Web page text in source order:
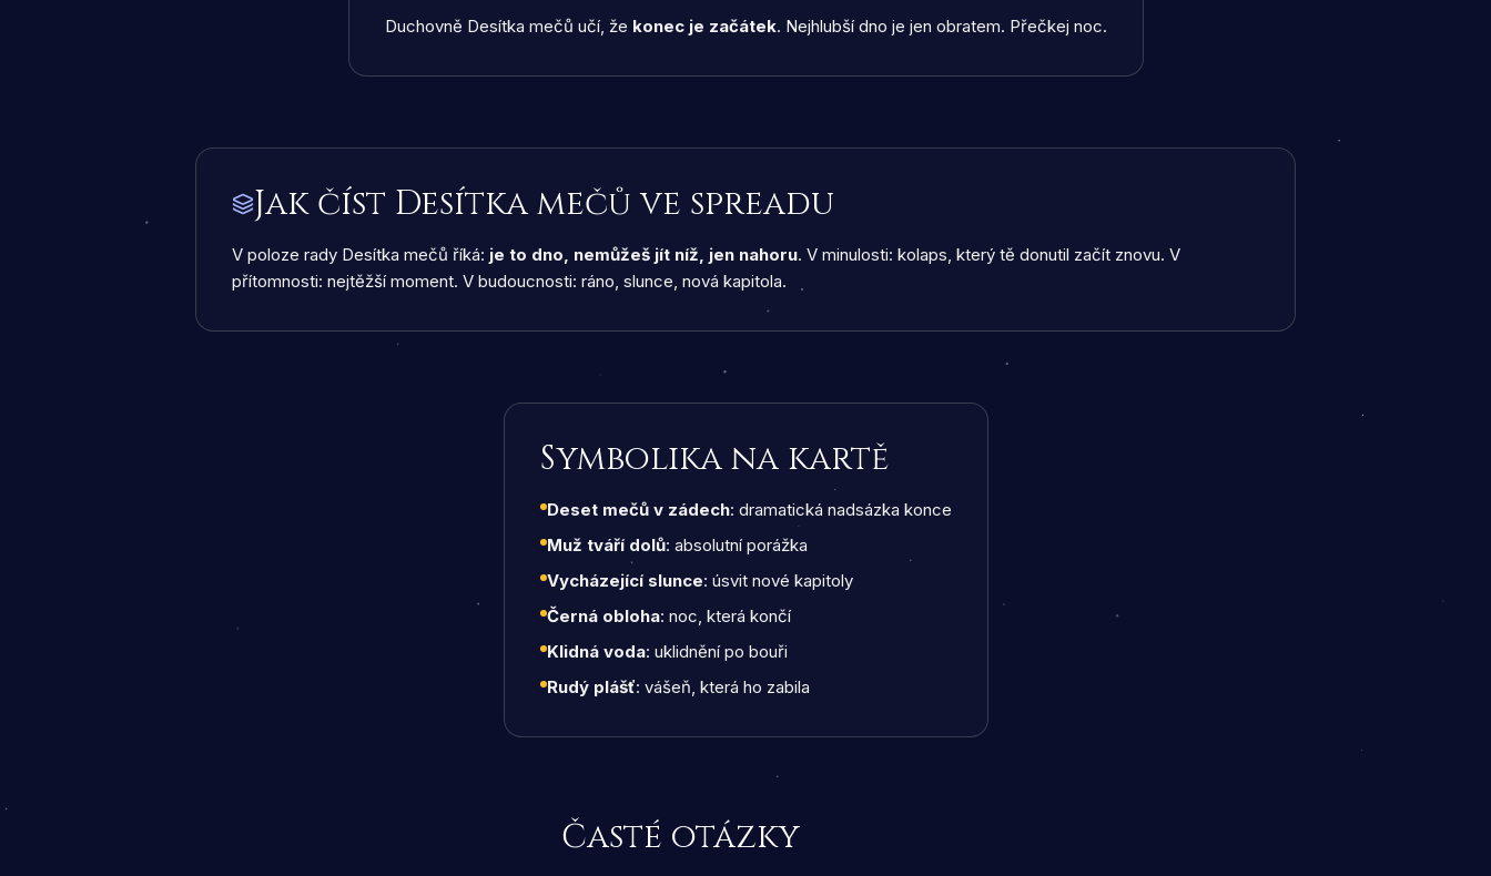
Duchovně Desítka mečů učí, že konec je začátek. Nejhlubší dno je jen obratem. Přečkej noc.
Jak číst Desítka mečů ve spreadu
V poloze rady Desítka mečů říká: je to dno, nemůžeš jít níž, jen nahoru. V minulosti: kolaps, který tě donutil začít znovu. V
přítomnosti: nejtěžší moment. V budoucnosti: ráno, slunce, nová kapitola.
Symbolika na kartě
Deset mečů v zádech: dramatická nadsázka konce
Muž tváří dolů: absolutní porážka
Vycházející slunce: úsvit nové kapitoly
Černá obloha: noc, která končí
Klidná voda: uklidnění po bouři
Rudý plášť: vášeň, která ho zabila
Časté otázky